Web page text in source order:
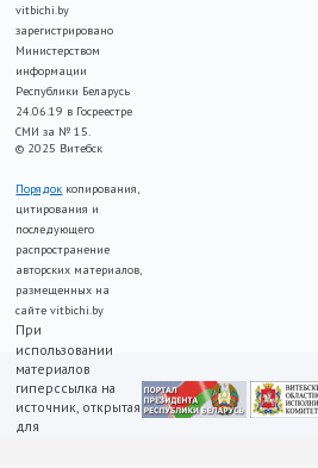
vitbichi.by
зарегистрировано
Министерством
информации
Республики Беларусь
24.06.19 в Госреестре
СМИ за № 15.
© 2025 Витебск
Порядок копирования,
цитирования и
последующего
распространение
авторских материалов,
размещенных на
сайте vitbichi.by
При
использовании
материалов
гиперссылка на
источник, открытая
для